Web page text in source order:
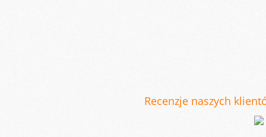
Recenzje naszych